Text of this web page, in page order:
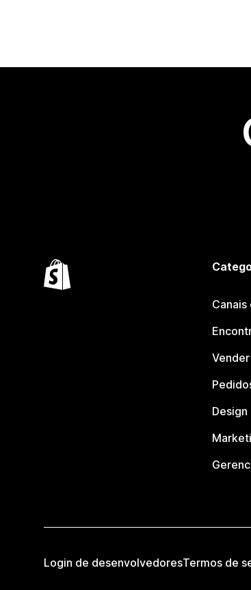
Canais
Design
Login de desenvolvedoresTermos de